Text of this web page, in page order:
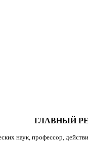
ГЛАВНЫЙ
наук, профессор,